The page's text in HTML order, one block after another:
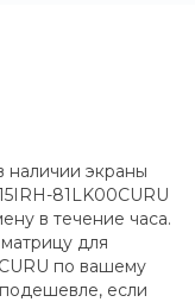
наличии экраны
81LK00CURU
в течение часа.
для
по вашему
если